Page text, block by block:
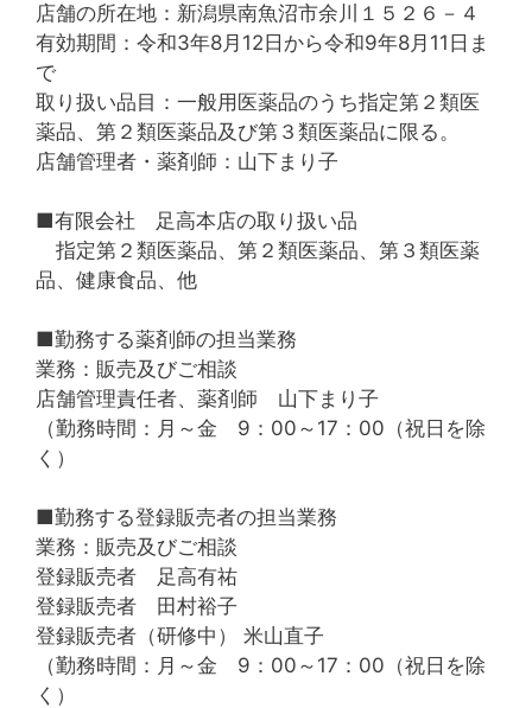
店舗の所在地：新潟県南魚沼市余川１５２６－４
有効期間：令和3年8月12日から令和9年8月11日ま
で
取り扱い品目：一般用医薬品のうち指定第２類医
薬品、第２類医薬品及び第３類医薬品に限る。
店舗管理者・薬剤師：山下まり子
■有限会社 足高本店の取り扱い品
指定第２類医薬品、第２類医薬品、第３類医薬
品、健康食品、他
■勤務する薬剤師の担当業務
業務：販売及びご相談
店舗管理責任者、薬剤師 山下まり子
（勤務時間：月～金 9：00～17：00（祝日を除
く）
■勤務する登録販売者の担当業務
業務：販売及びご相談
登録販売者 足高有祐
登録販売者 田村裕子
登録販売者（研修中） 米山直子
（勤務時間：月～金 9：00～17：00（祝日を除
く）